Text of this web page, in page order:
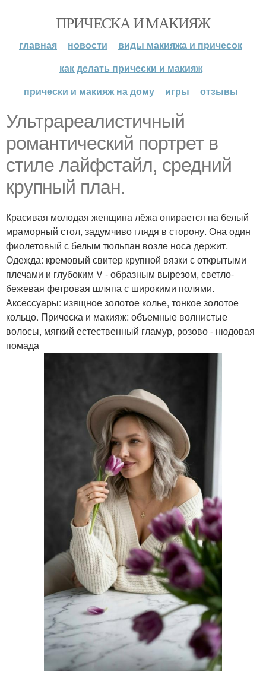
ПРИЧЕСКА И МАКИЯЖ
главная новости
виды макияжа и причесок
как делать прически и макияж
прически и макияж на дому
игры отзывы
Ультрареалистичный
романтический портрет в
стиле лайфстайл, средний
крупный план.
Красивая молодая женщина лёжа опирается на белый
мраморный стол, задумчиво глядя в сторону. Она один
фиолетовый с белым тюльпан возле носа держит.
Одежда: кремовый свитер крупной вязки с открытыми
плечами и глубоким V - образным вырезом, светло-
бежевая фетровая шляпа с широкими полями.
Аксессуары: изящное золотое колье, тонкое золотое
кольцо. Прическа и макияж: объемные волнистые
волосы, мягкий естественный гламур, розово - нюдовая
помада